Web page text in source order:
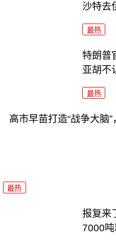
沙特去
最热
特朗普
亚胡不
最热
高市早苗打造“战争大脑
最热
报复来
7000